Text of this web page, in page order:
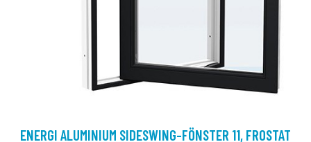
ENERGI ALUMINIUM SIDESWING-FÖNSTER 11, FROSTAT